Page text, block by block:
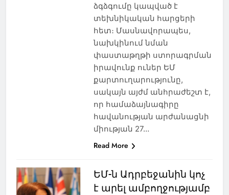
ձգձգումը կապված է
տեխնիկական հարցերի
հետ։ Մասնավորապես,
նախկինում նման
փաստաթղթի ստորագրման
իրավունք ուներ ԵՄ
քարտուղարությունը,
սակայն այժմ անհրաժեշտ է,
որ համաձայնագիրը
հավանության արժանացնի
միության 27…
Read More
ԵՄ-ն Ադրբեջանին կոչ
է արել ամբողջությամբ